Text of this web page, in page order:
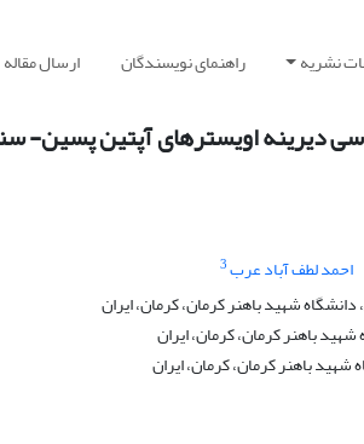
نشریه راهنمای نویسندگان ارسال مقاله
احمد لطف آباد عرب3
شهید باهنر کرمان، کرمان، ایران
باهنر کرمان، کرمان، ایران
باهنر کرمان، کرمان، ایران